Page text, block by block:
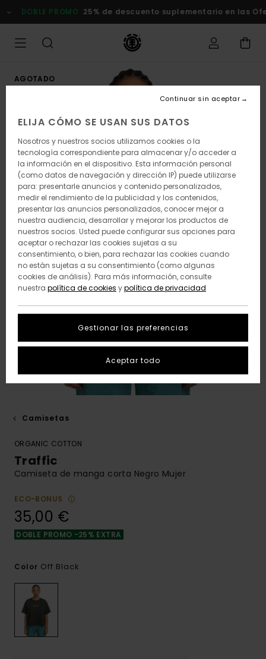
la
DOBLE PROMO 25% de descuento suplementario en las
AGOTADO
Camisetas
ORGANIC COTTON
Traffic
Camiseta de manga corta Negro Mujer
ECO-BONUS
35,00 €
DOBLE PROMO -25% EXTRA
Color Off Black
ELIJA CÓMO SE USAN SUS DATOS
Nosotros y nuestros socios utilizamos cookies o la
tecnología correspondiente para almacenar y/o acceder a
la información en el dispositivo. Esta información personal
(como datos de navegación y dirección IP) puede utilizarse
para: presentarle anuncios y contenido personalizados,
medir el rendimiento de la publicidad y los contenidos,
presentar las anuncios personalizados, conocer mejor a
nuestra audiencia, desarrollar y mejorar los productos de
nuestros socios. Usted puede configurar sus opciones para
aceptar o rechazar las cookies sujetas a su
consentimiento, o bien, para rechazar las cookies cuando
no están sujetas a su consentimiento (como algunas
cookies de análisis). Para más información, consulte
nuestra política de cookies ypolítica de privacidad
Gestionar las preferencias
Continuar sin aceptar
Aceptar todo